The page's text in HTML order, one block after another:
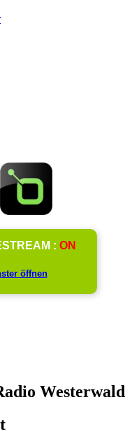
: ON
öffnen
Westerwald